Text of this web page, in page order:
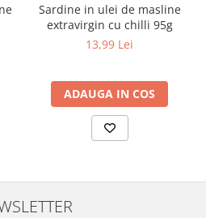
Sardine in ulei de masline
extravirgin cu chilli 95g
13,99 Lei
ADAUGA IN COS